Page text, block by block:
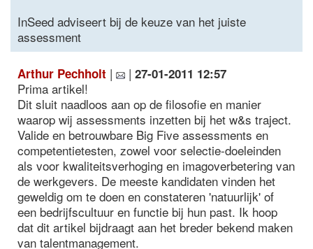
InSeed adviseert bij de keuze van het juiste
assessment
Arthur Pechholt | | 27-01-2011 12:57
Prima artikel!
Dit sluit naadloos aan op de filosofie en manier
waarop wij assessments inzetten bij het w&s traject.
Valide en betrouwbare Big Five assessments en
competentietesten, zowel voor selectie-doeleinden
als voor kwaliteitsverhoging en imagoverbetering van
de werkgevers. De meeste kandidaten vinden het
geweldig om te doen en constateren 'natuurlijk' of
een bedrijfscultuur en functie bij hun past. Ik hoop
dat dit artikel bijdraagt aan het breder bekend maken
van talentmanagement.